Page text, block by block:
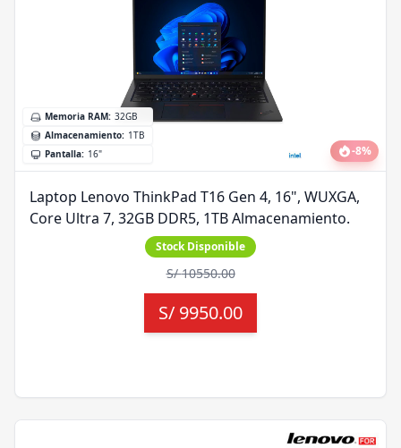
Memoria RAM: 32GB
Almacenamiento: 1TB
Pantalla: 16" -8%
Laptop Lenovo ThinkPad T16 Gen 4, 16", WUXGA,
Core Ultra 7, 32GB DDR5, 1TB Almacenamiento.
Stock Disponible
S/10550.00
S/ 9950.00